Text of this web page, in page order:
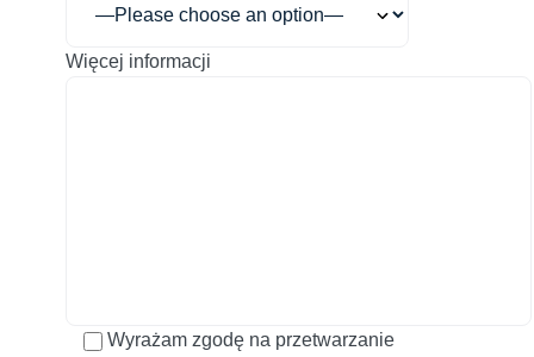
Więcej informacji
Wyrażam zgodę na przetwarzanie